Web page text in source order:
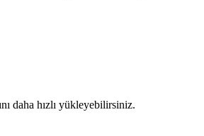
daha hızlı yükleyebilirsiniz.